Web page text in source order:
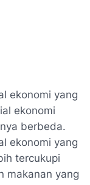
ekonomi yang
ekonomi
berbeda.
ekonomi yang
tercukupi
makanan yang